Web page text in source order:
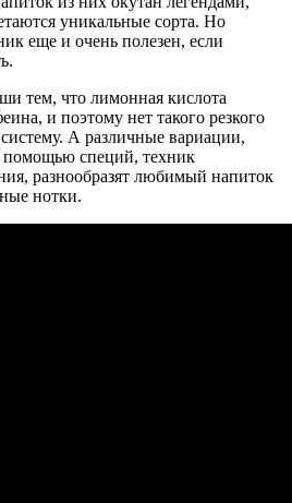
уникальные сорта. Но
еще и очень полезен, если
тем, что лимонная кислота
и поэтому нет такого резкого
А различные вариации,
помощью специй, техник
разнообразят любимый напиток
нотки.